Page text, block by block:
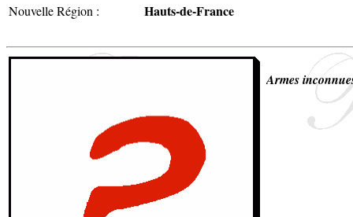
Nouvelle Région : Hauts-de-France
Armes